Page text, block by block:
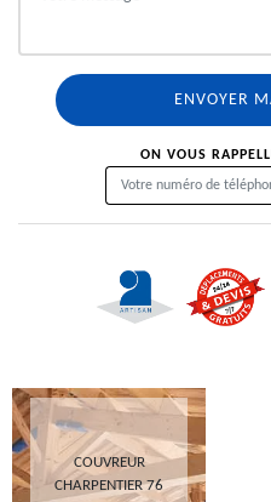
ON VOUS
COUVREUR
CHARPENTIER 76